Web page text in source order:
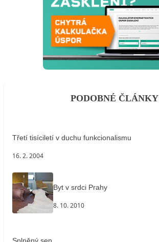
PODOBNÉ ČLÁNKY
Třetí tisíciletí v duchu funkcionalismu
16. 2. 2004
Byt v srdci Prahy
8. 10. 2010